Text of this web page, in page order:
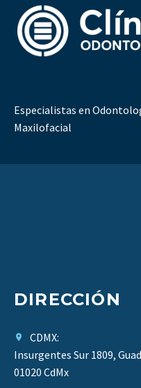
Especialistas en
Maxilofacial
DIRECCIÓN
CDMX:
Insurgentes Sur 1809,
01020 CdMx​